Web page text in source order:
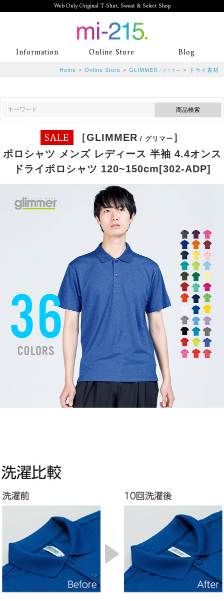
Web Only Original T-Shirt, Sweat & Select Shop
mi-215. Web Only Original T-Shirt,
Sweat & Select Shop mi-215. Tシャ
ランド専門通販
Information Online Store Blog
Home > Online Store > GLIMMER / グリマー > ドライ素材
SALE ［GLIMMER / グリマー ］
ポロシャツ メンズ レディース 半袖 4.4オンス
ドライポロシャツ 120~150cm[302-ADP]